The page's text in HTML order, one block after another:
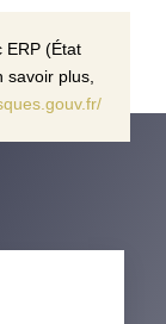
ERP (État
savoir plus,